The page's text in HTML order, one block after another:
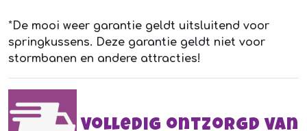
*De mooi weer garantie geldt uitsluitend voor
springkussens. Deze garantie geldt niet voor
stormbanen en andere attracties!
Volledig ontzorgd van